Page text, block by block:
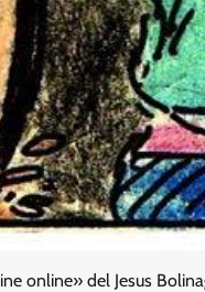
online» del Jesus